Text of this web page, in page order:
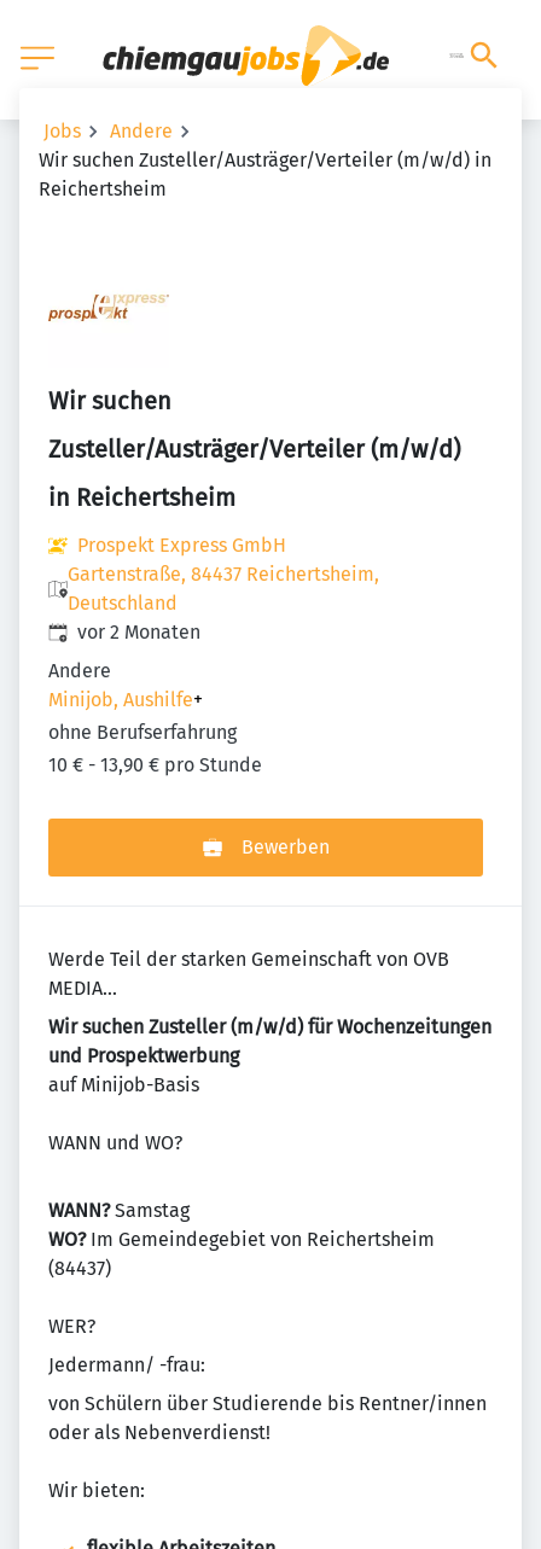
Jobs
Andere
Wir suchen Zusteller/Austräger/Verteiler (m/w/d) in
Reichertsheim
Wir suchen
Zusteller/Austräger/Verteiler (m/w/d)
in Reichertsheim
Prospekt Express GmbH
Gartenstraße, 84437 Reichertsheim,
Deutschland
Veröffentlicht:
vor 2 Monaten
Andere
Minijob, Aushilfe+
ohne Berufserfahrung
10 € - 13,90 € pro Stunde
Bewerben
Werde Teil der starken Gemeinschaft von OVB
MEDIA...
Wir suchen Zusteller (m/w/d) für Wochenzeitungen
und Prospektwerbung
auf Minijob-Basis
WANN und WO?
WANN?Samstag
WO?Im Gemeindegebiet von Reichertsheim
(84437)
WER?
Jedermann/ -frau:
von Schülern über Studierende bis Rentner/innen
oder als Nebenverdienst!
Wir bieten: